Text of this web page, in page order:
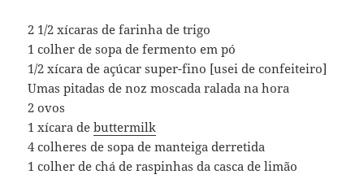
2 1/2 xícaras de farinha de trigo
1 colher de sopa de fermento em pó
1/2 xícara de açúcar super-fino [usei de confeiteiro]
Umas pitadas de noz moscada ralada na hora
2 ovos
1 xícara debuttermilk
4 colheres de sopa de manteiga derretida
1 colher de chá de raspinhas da casca de limão